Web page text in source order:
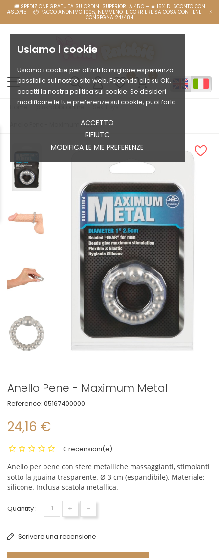
Usiamo i cookie
Usiamo i cookie per offrirti la migliore esperienza
possibile sul nostro sito web. Facendo clic su OK,
accetti la nostra politica sui cookie. Se desideri
modificare le tue preferenze sui cookie, puoi farlo
ACCETTO
RIFIUTO
MODIFICA LE MIE PREFERENZE
Home pinkrabbitonline Sex Toys
Anello Pene - Maximum Metal
Anello Pene - Maximum Metal
Reference: 05167400000
24,16 €
0 recensioni(e)
Anello per pene con sfere metalliche massaggianti, stimolanti
sotto la guaina trasparente. Ø 3 cm (espandibile). Materiale:
silicone. Inclusa scatola metallica.
Quantity : + -
Scrivere una recensione